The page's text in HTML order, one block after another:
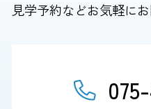
見学予約などお気軽に